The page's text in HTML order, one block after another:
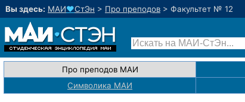
Вы здесь: МАИ♥СтЭн > Про преподов > Факультет № 12
Про преподов МАИ
Символика МАИ